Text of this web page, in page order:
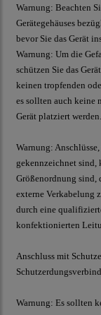
Warnung: Beachten
Gerätegehäuses
bevor Sie das Gerät
Warnung: Um die
schützen Sie das
keinen tropfenden
es sollten auch keine
Gerät platziert werden.
Warnung:
gekennzeichnet sind,
Größenordnung sind,
externe Verkabelung
durch eine
konfektionierten
Anschluss mit
Warnung: Es sollten